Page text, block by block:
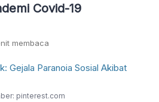
Covid-19
membaca
pinterest.com